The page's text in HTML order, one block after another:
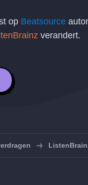
op Beatsource
verandert.